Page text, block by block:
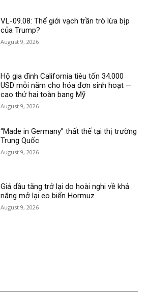
VL-09.08: Thế giới vạch trần trò lừa bịp
của Trump?
August 9, 2026
Hộ gia đình California tiêu tốn 34.000
USD mỗi năm cho hóa đơn sinh hoạt —
cao thứ hai toàn bang Mỹ
August 9, 2026
“Made in Germany” thất thế tại thị trường
Trung Quốc
August 9, 2026
Giá dầu tăng trở lại do hoài nghi về khả
năng mở lại eo biển Hormuz
August 9, 2026